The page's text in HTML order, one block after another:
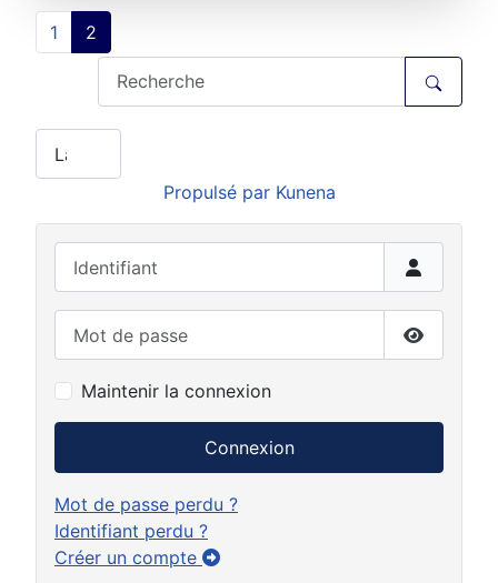
1 2
Propulsé par Kunena
Afficher
Maintenir la connexion
Connexion
Mot de passe perdu ?
Identifiant perdu ?
Créer un compte